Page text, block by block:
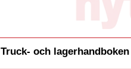
Truck- och lagerhandboken